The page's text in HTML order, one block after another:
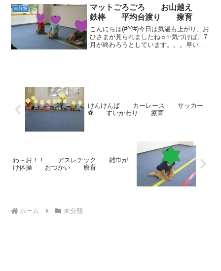
を使ってすばやく取ることができました
👏 ボールと...
未分類
マットごろごろ お山越え
鉄棒 平均台渡り 療育
こんにちは(#^^#)今日は気温も上がり、お
ひさまが見られましたね☼✨気づけば、7
月が終わろうとしています。。。早い
けんけんぱ カーレース サッカー
⚽ すいかわり 療育
わ～お！！ アスレチック 雑巾が
け体操 おつかい 療育
ホーム 未分類